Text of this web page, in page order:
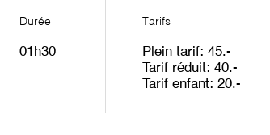
Durée
01h30
Tarifs
Plein tarif
45
Tarif réduit
40
Tarif enfant
20